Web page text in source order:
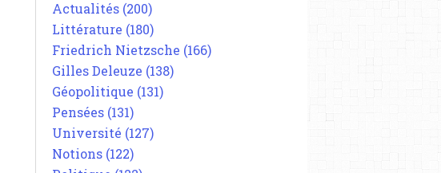
Actualités (200)
Littérature (180)
Friedrich Nietzsche (166)
Gilles Deleuze (138)
Géopolitique (131)
Pensées (131)
Université (127)
Notions (122)